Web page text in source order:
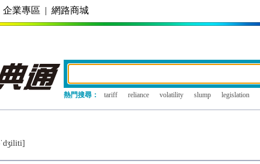
企業專區 | 網路商城
熱門搜尋： tariff reliance volatility slump legislation